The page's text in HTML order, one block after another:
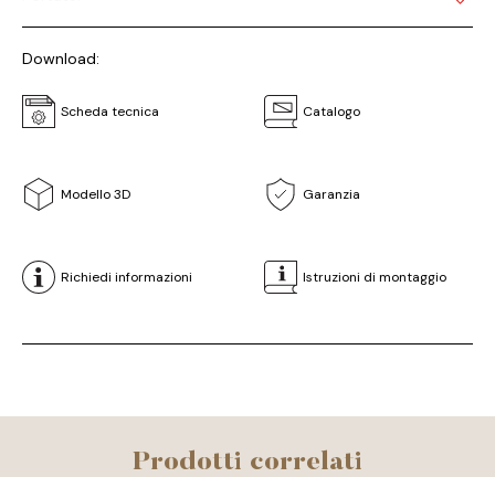
Download:
Scheda tecnica Catalogo
Modello 3D Garanzia
Richiedi informazioni Istruzioni di montaggio
Prodotti correlati